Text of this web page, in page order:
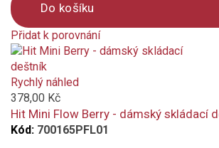
Do košíku
Přidat k porovnání
Product
is
added
to
compare
Rychlý náhled
378,00 Kč
Hit Mini Flow Berry - dámský skládací
Kód: 700165PFL01